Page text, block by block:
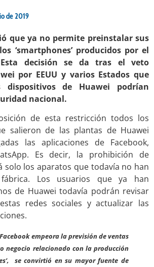
de 2019
que ya no permite preinstalar sus
‘smartphones’ producidos por el
decisión se da tras el veto
por EEUU y varios Estados que
de Huawei podrían
nacional.
de esta restricción todos los
salieron de las plantas de Huawei
las aplicaciones de Facebook,
Es decir, la prohibición de
solo los aparatos que todavía no han
Los usuarios que ya han
de Huawei todavía podrán revisar
redes sociales y actualizar las
empeora la previsión de ventas
negocio relacionado con la producción
se convirtió en su mayor fuente de